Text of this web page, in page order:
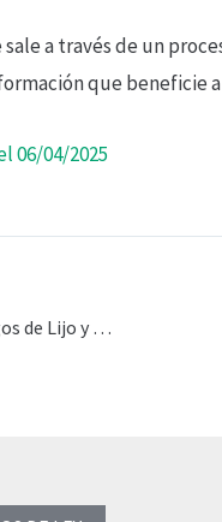
sale a través de un
que beneficie
06/04/2025
Rechazo en Senado a pliegos de Lijo y García Mansilla. Aranceles de Trump – Heller en QR – 03-04-25